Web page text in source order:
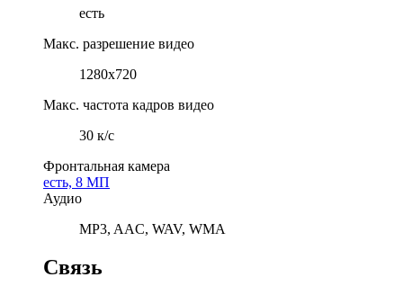
есть
Макс. разрешение видео
1280x720
Макс. частота кадров видео
30 к/с
Фронтальная камера
есть, 8 МП
Аудио
MP3, AAC, WAV, WMA
Связь